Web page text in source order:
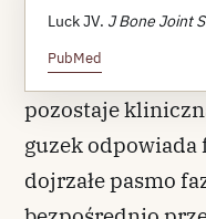
Luck JV. J Bone Joint
PubMed
pozostaje
guzek
dojrzałe pasmo